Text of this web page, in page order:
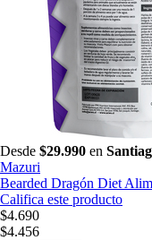
Desde $29.990 en
Mazuri
Bearded Dragón Diet
Califica este producto
$4.690
$4.456